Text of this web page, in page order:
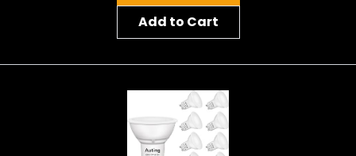
Add to Cart